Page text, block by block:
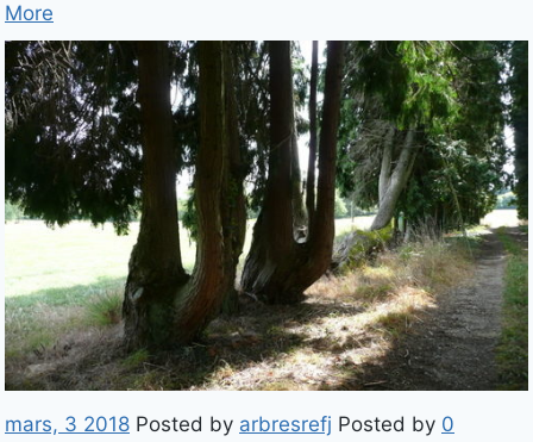
More
mars, 3 2018 Posted by arbresrefj Posted by 0